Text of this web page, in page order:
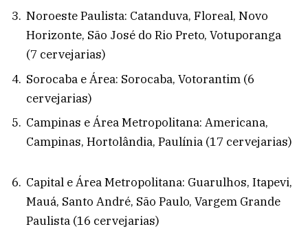
Noroeste Paulista: Catanduva, Floreal, Novo
Horizonte, São José do Rio Preto, Votuporanga
(7 cervejarias)
Sorocaba e Área: Sorocaba, Votorantim (6
cervejarias)
Campinas e Área Metropolitana: Americana,
Campinas, Hortolândia, Paulínia (17 cervejarias)
Capital e Área Metropolitana: Guarulhos, Itapevi,
Mauá, Santo André, São Paulo, Vargem Grande
Paulista (16 cervejarias)